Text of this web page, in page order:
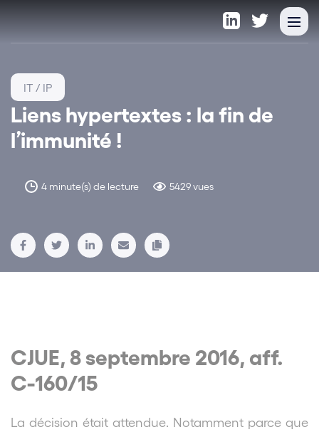
Liens hypertextes : la fin de
l’immunité !
4 minute(s) de lecture 5429 vues
IT / IP
CJUE, 8 septembre 2016, aff.
C-160/15
La décision était attendue. Notamment parce que